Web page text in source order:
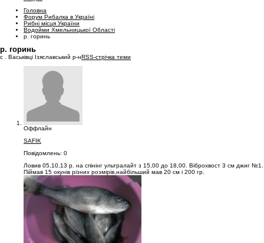
Головна
Форум Рибалка в Україні
Рибні місця України
Водойми Хмельницької Області
р. горинь
р. горинь
с . Васьківці Ізяславський р-нRSS-стрічка теми
Оффлайн
SAFIK
Повідомлень: 0
Ловив 05,10,13 р. на спінінг ультралайт з 15,00 до 18,00. Віброхвост 3 см джиг №1.
Піймав 15 окунів різних розмірів,найбільший мав 20 см і 200 гр.